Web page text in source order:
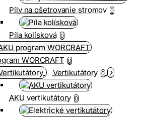
Píly na ošetrovanie stromov 0
Píla kolísková 0
WORCRAFT 0
Vertikutátory 0
AKU vertikutátory 0